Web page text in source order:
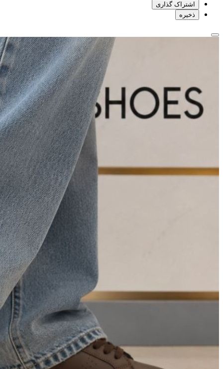
اشتراک گذاری
ذخیره